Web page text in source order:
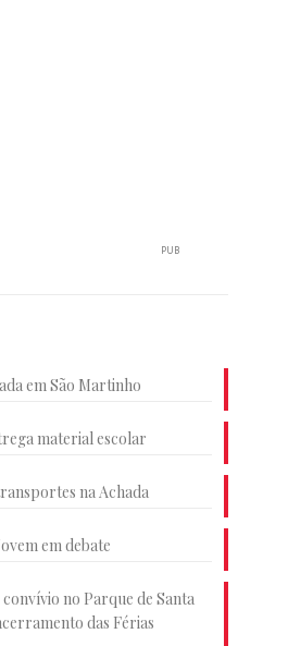
PUB
em São Martinho
material escolar
na Achada
em debate
convívio no Parque de Santa
das Férias